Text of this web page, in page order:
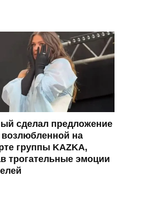
сделал предложение
возлюбленной на
группы KAZKA,
трогательные эмоции